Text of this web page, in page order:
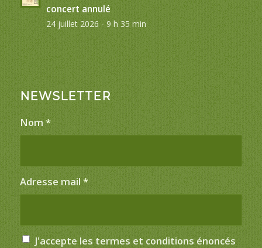
concert annulé
24 juillet 2026 - 9 h 35 min
NEWSLETTER
Nom *
Adresse mail *
J'accepte les termes et conditions énoncés